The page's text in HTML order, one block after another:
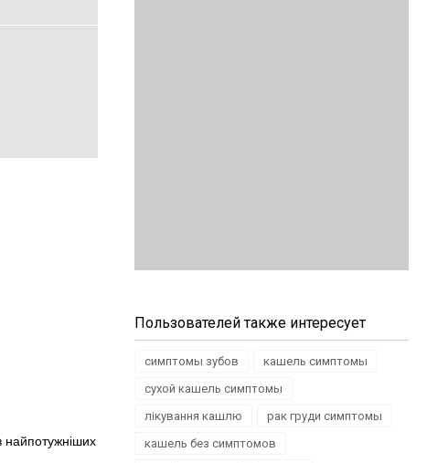
найпотужніших
Пользователей также интересует
симптомы зубов
кашель симптомы
сухой кашель симптомы
лікування кашлю
рак груди симптомы
кашель без симптомов